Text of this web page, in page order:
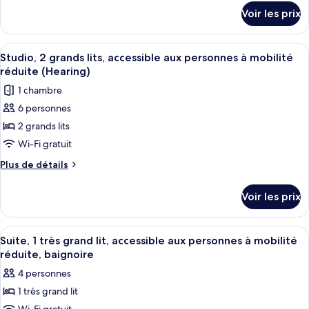
&
Hearing)
réduite
(Mobility
&
Hearing)
Studio,
grands
lits,
non-
fumeurs
le
type
de
chambre
2
grands
non-
fumeurs
Voir les prix
Afficher
toutes
les
photos
pour
ce
type
de
2
grands
lits,
accessible
aux
personnes
à
Une chambre d’hôtel avec deux lits,
8
Studio, 2 grands lits, accessible aux personnes à mobilité
réduite (Hearing)
1 chambre
6 personnes
2 grands lits
Wi-Fi gratuit
Plus de détails
Plus
le
type
de
chambre
2
grands
Voir les prix
Afficher
toutes
les
photos
pour
Une chambre d’hôtel comprenant
6
Suite, 1 très grand lit, accessible aux personnes à mobilité
réduite, baignoire
4 personnes
1 très grand lit